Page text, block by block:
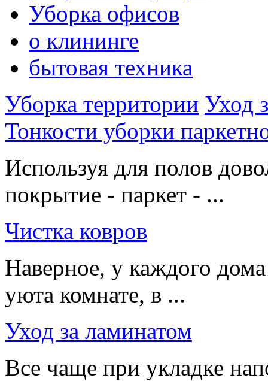
Уборка офисов
о клининге
бытовая техника
Уборка территории Уход
Тонкости уборки
Используя для полов
покрытие - паркет - ...
Чистка ковров
Наверное, у каждого
уюта комнате, в ...
Уход за ламинатом
Все чаще при укладке